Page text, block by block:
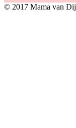
© 2017 Mama van